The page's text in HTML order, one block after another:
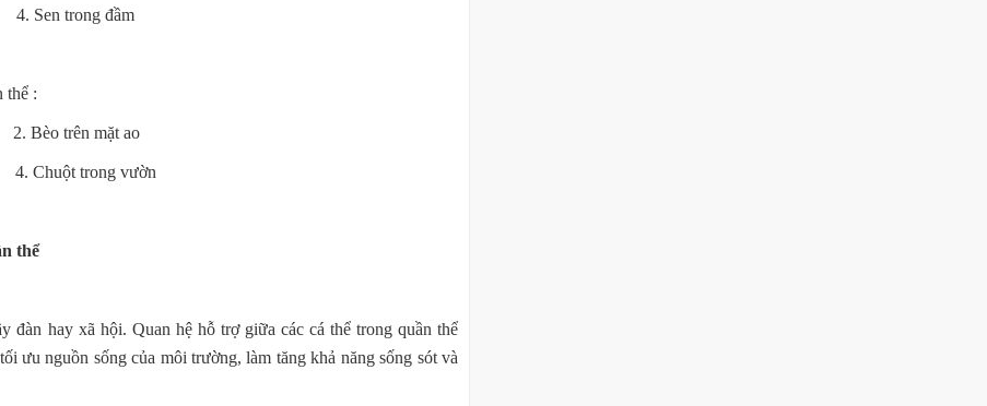
trong đầm
thể :
trên mặt ao
trong vườn
thể
đàn hay xã hội. Quan hệ hỗ trợ giữa các cá thể trong quần thể
ưu nguồn sống của môi trường, làm tăng khả năng sống sót và